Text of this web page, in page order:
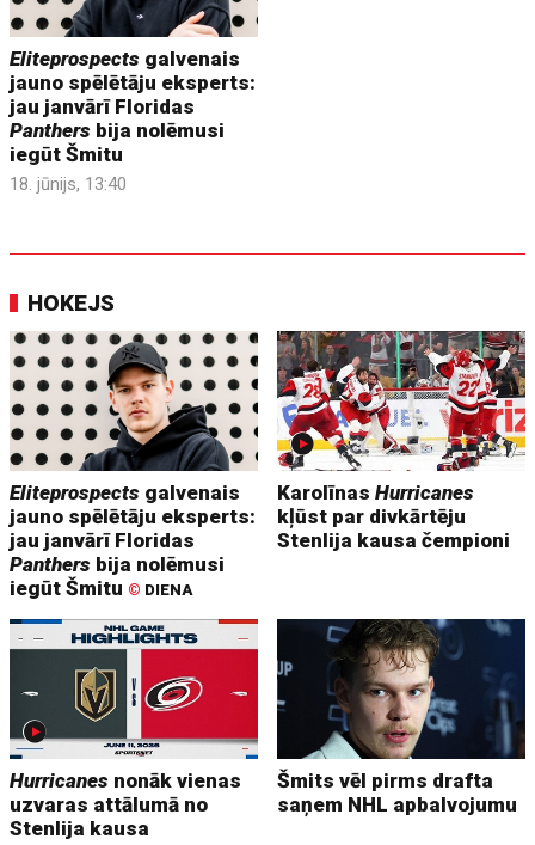
Eliteprospects galvenais
jauno spēlētāju eksperts:
jau janvārī Floridas
Panthers bija nolēmusi
iegūt Šmitu
18. jūnijs, 13:40
HOKEJS
Eliteprospects galvenais
jauno spēlētāju eksperts:
jau janvārī Floridas
Panthers bija nolēmusi
iegūt Šmitu © DIENA
KarolīnasHurricanes
kļūst par divkārtēju
Stenlija kausa čempioni
Hurricanes nonāk vienas
uzvaras attālumā no
Stenlija kausa
Šmits vēl pirms drafta
saņem NHL apbalvojumu